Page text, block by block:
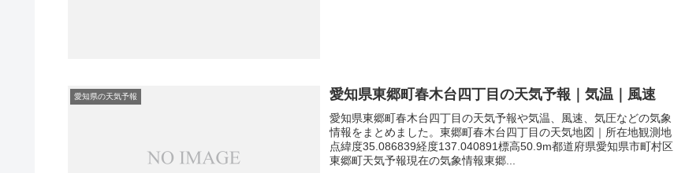
愛知県の天気予報 愛知県東郷町春木台四丁目の天気予報｜気温｜風速
愛知県東郷町春木台四丁目の天気予報や気温、風速、気圧などの気象
情報をまとめました。東郷町春木台四丁目の天気地図｜所在地観測地
点緯度35.086839経度137.040891標高50.9m都道府県愛知県市町村区
東郷町天気予報現在の気象情報東郷...